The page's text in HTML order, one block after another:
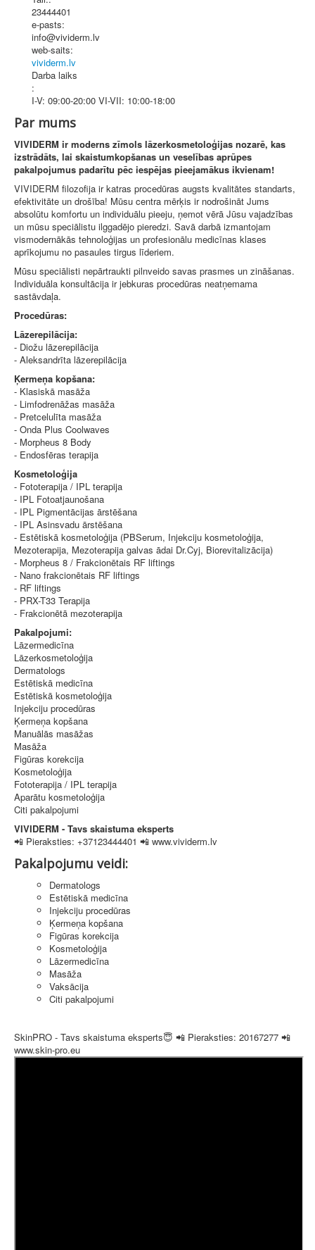
23444401
e-pasts:
info@vividerm.lv
web-saits:
vividerm.lv
Darba laiks
:
I-V: 09:00-20:00 VI-VII: 10:00-18:00
Par mums
VIVIDERM ir moderns zīmols lāzerkosmetoloģijas nozarē, kas
izstrādāts, lai skaistumkopšanas un veselības aprūpes
pakalpojumus padarītu pēc iespējas pieejamākus ikvienam!
VIVIDERM filozofija ir katras procedūras augsts kvalitātes standarts,
efektivitāte un drošība! Mūsu centra mērķis ir nodrošināt Jums
absolūtu komfortu un individuālu pieeju, ņemot vērā Jūsu vajadzības
un mūsu speciālistu ilggadējo pieredzi. Savā darbā izmantojam
vismodernākās tehnoloģijas un profesionālu medicīnas klases
aprīkojumu no pasaules tirgus līderiem.
Mūsu speciālisti nepārtraukti pilnveido savas prasmes un zināšanas.
Individuāla konsultācija ir jebkuras procedūras neatņemama
sastāvdaļa.
Procedūras:
Lāzerepilācija:
⁃ Diožu lāzerepilācija
⁃ Aleksandrīta lāzerepilācija
Ķermeņa kopšana:
⁃ Klasiskā masāža
⁃ Limfodrenāžas masāža
⁃ Pretcelulīta masāža
⁃ Onda Plus Coolwaves
⁃ Morpheus 8 Body
⁃ Endosfēras terapija
Kosmetoloģija
⁃ Fototerapija / IPL terapija
⁃ IPL Fotoatjaunošana
⁃ IPL Pigmentācijas ārstēšana
⁃ IPL Asinsvadu ārstēšana
⁃ Estētiskā kosmetoloģija (PBSerum, Injekciju kosmetoloģija,
Mezoterapija, Mezoterapija galvas ādai Dr.Cyj, Biorevitalizācija)
⁃ Morpheus 8 / Frakcionētais RF liftings
⁃ Nano frakcionētais RF liftings
⁃ RF liftings
⁃ PRX-T33 Terapija
⁃ Frakcionētā mezoterapija
Pakalpojumi:
Lāzermedicīna
Lāzerkosmetoloģija
Dermatologs
Estētiskā medicīna
Estētiskā kosmetoloģija
Injekciju procedūras
Ķermeņa kopšana
Manuālās masāžas
Masāža
Figūras korekcija
Kosmetoloģija
Fototerapija / IPL terapija
Aparātu kosmetoloģija
Citi pakalpojumi
VIVIDERM - Tavs skaistuma eksperts
📲 Pieraksties: +37123444401 📲 www.vividerm.lv
Pakalpojumu veidi:
Dermatologs
Estētiskā medicīna
Injekciju procedūras
Ķermeņa kopšana
Figūras korekcija
Kosmetoloģija
Lāzermedicīna
Masāža
Vaksācija
Citi pakalpojumi
SkinPRO - Tavs skaistuma eksperts😇 📲 Pieraksties: 20167277 📲
www.skin-pro.eu